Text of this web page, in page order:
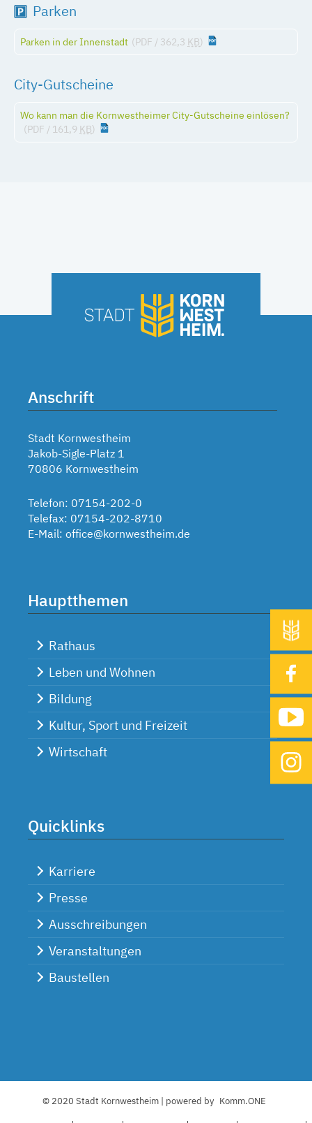
Parken
Parken in der Innenstadt (PDF / 362,3 KB)
City-Gutscheine
Wo kann man die Kornwestheimer City-Gutscheine einlösen?
(PDF / 161,9 KB)
Anschrift
Stadt Kornwestheim
Jakob-Sigle-Platz 1
70806 Kornwestheim
Telefon: 07154-202-0
Telefax: 07154-202-8710
E-Mail: office@kornwestheim.de
Hauptthemen
Rathaus
Leben und Wohnen
Bildung
Kultur, Sport und Freizeit
Wirtschaft
Quicklinks
Karriere
Presse
Ausschreibungen
Veranstaltungen
Baustellen
© 2020 Stadt Kornwestheim | powered by Komm.ONE